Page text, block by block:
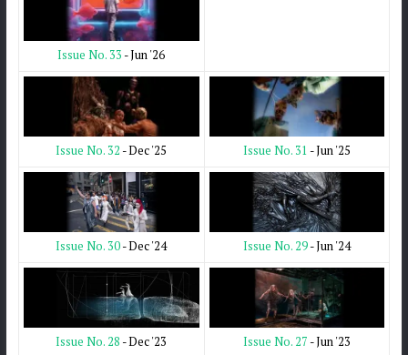
Issue No. 33 - Jun '26
Issue No. 32 - Dec '25 Issue No. 31 - Jun '25
Issue No. 30- Dec '24 Issue No. 29- Jun '24
Issue No. 28 - Dec '23 Issue No. 27 - Jun '23